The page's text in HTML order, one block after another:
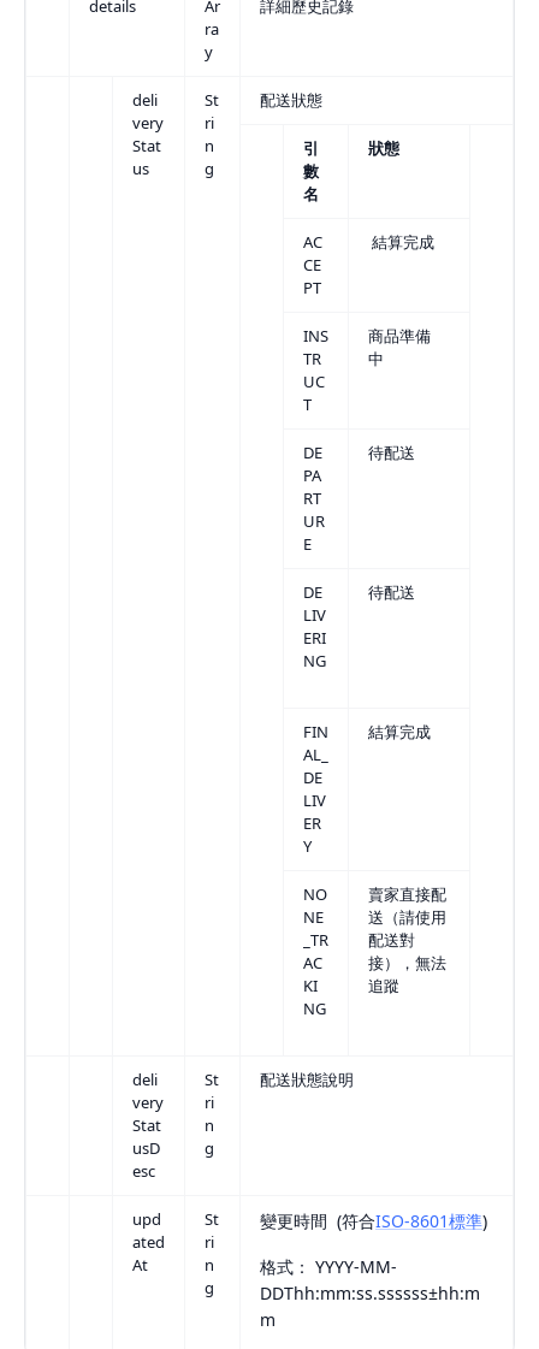
details
Ar
ra
y
詳細歷史記錄
deli
very
Stat
us
St
ri
n
g
配送狀態
引
數
名
狀態
AC
CE
PT
結算完成
INS
TR
UC
T
商品準備
中
DE
PA
RT
UR
E
待配送
DE
LIV
ERI
NG
待配送
FIN
AL_
DE
LIV
ER
Y
結算完成
NO
NE
_TR
AC
KI
NG
賣家直接配
送（請使用
配送對
接），無法
追蹤
deli
very
Stat
usD
esc
St
ri
n
g
配送狀態說明
upd
ated
At
St
ri
n
g
變更時間 (符合ISO-8601標準)
格式： YYYY-MM-
DDThh:mm:ss.ssssss±hh:m
m